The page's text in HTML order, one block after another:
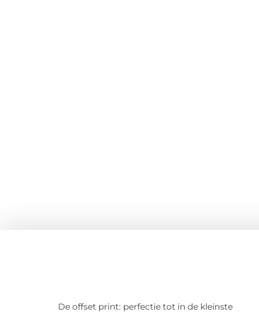
De offset print: perfectie tot in de kleinste